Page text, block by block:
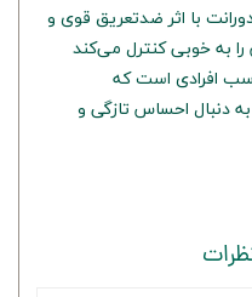
با اثر ضدتعریق قوی و
به خوبی کنترل می‌کند
افرادی است که
دنبال احساس تازگی و